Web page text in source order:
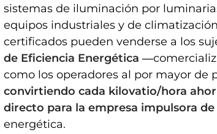
sistemas de iluminación por
equipos industriales y de
certificados pueden venderse a los
de Eficiencia Energética
como los operadores al por mayor de
convirtiendo cada kilovatio/hora
directo para la empresa impulsora de
energética.